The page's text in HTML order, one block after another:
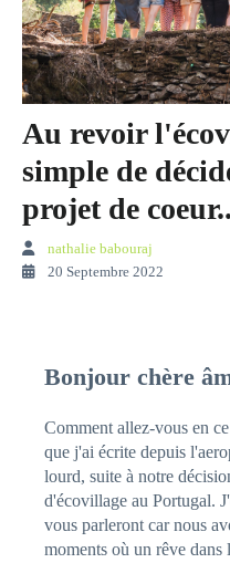
Au revoir
simple de
projet de
nathalie babouraj
20 Septembre 2022
Bonjour chère
Comment allez-vous en
que j'ai écrite depuis
lourd, suite à notre
d'écovillage au Portugal.
vous parleront car nous
moments où un rêve